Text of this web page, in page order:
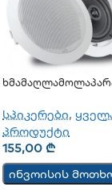
სპიკერები,
პროდუქტი
155,00 ₾
ინვოისის